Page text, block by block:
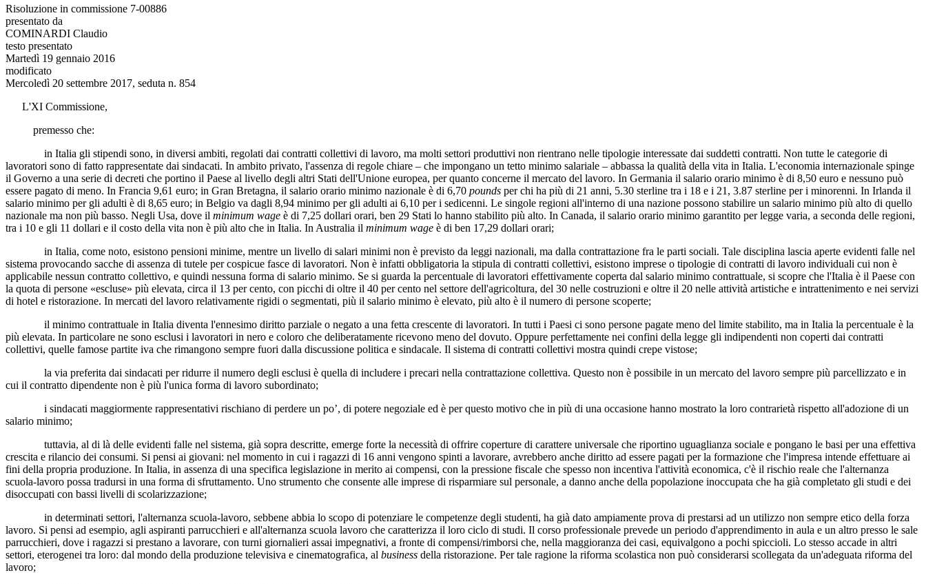
Risoluzione in commissione 7-00886
presentato da
COMINARDI Claudio
testo presentato
Martedì 19 gennaio 2016
modificato
Mercoledì 20 settembre 2017, seduta n. 854
L'XI Commissione,
premesso che:
in Italia gli stipendi sono, in diversi ambiti, regolati dai contratti collettivi di lavoro, ma molti settori produttivi non rientrano nelle tipologie interessate dai suddetti contratti. Non tutte le categorie di
lavoratori sono di fatto rappresentate dai sindacati. In ambito privato, l'assenza di regole chiare – che impongano un tetto minimo salariale – abbassa la qualità della vita in Italia. L'economia internazionale spinge
il Governo a una serie di decreti che portino il Paese al livello degli altri Stati dell'Unione europea, per quanto concerne il mercato del lavoro. In Germania il salario orario minimo è di 8,50 euro e nessuno può
essere pagato di meno. In Francia 9,61 euro; in Gran Bretagna, il salario orario minimo nazionale è di 6,70 pounds per chi ha più di 21 anni, 5.30 sterline tra i 18 e i 21, 3.87 sterline per i minorenni. In Irlanda il
salario minimo per gli adulti è di 8,65 euro; in Belgio va dagli 8,94 minimo per gli adulti ai 6,10 per i sedicenni. Le singole regioni all'interno di una nazione possono stabilire un salario minimo più alto di quello
nazionale ma non più basso. Negli Usa, dove il minimum wage è di 7,25 dollari orari, ben 29 Stati lo hanno stabilito più alto. In Canada, il salario orario minimo garantito per legge varia, a seconda delle regioni,
tra i 10 e gli 11 dollari e il costo della vita non è più alto che in Italia. In Australia il minimum wage è di ben 17,29 dollari orari;
in Italia, come noto, esistono pensioni minime, mentre un livello di salari minimi non è previsto da leggi nazionali, ma dalla contrattazione fra le parti sociali. Tale disciplina lascia aperte evidenti falle nel
sistema provocando sacche di assenza di tutele per cospicue fasce di lavoratori. Non è infatti obbligatoria la stipula di contratti collettivi, esistono imprese o tipologie di contratti di lavoro individuali cui non è
applicabile nessun contratto collettivo, e quindi nessuna forma di salario minimo. Se si guarda la percentuale di lavoratori effettivamente coperta dal salario minimo contrattuale, si scopre che l'Italia è il Paese con
la quota di persone «escluse» più elevata, circa il 13 per cento, con picchi di oltre il 40 per cento nel settore dell'agricoltura, del 30 nelle costruzioni e oltre il 20 nelle attività artistiche e intrattenimento e nei servizi
di hotel e ristorazione. In mercati del lavoro relativamente rigidi o segmentati, più il salario minimo è elevato, più alto è il numero di persone scoperte;
il minimo contrattuale in Italia diventa l'ennesimo diritto parziale o negato a una fetta crescente di lavoratori. In tutti i Paesi ci sono persone pagate meno del limite stabilito, ma in Italia la percentuale è la
più elevata. In particolare ne sono esclusi i lavoratori in nero e coloro che deliberatamente ricevono meno del dovuto. Oppure perfettamente nei confini della legge gli indipendenti non coperti dai contratti
collettivi, quelle famose partite iva che rimangono sempre fuori dalla discussione politica e sindacale. Il sistema di contratti collettivi mostra quindi crepe vistose;
la via preferita dai sindacati per ridurre il numero degli esclusi è quella di includere i precari nella contrattazione collettiva. Questo non è possibile in un mercato del lavoro sempre più parcellizzato e in
cui il contratto dipendente non è più l'unica forma di lavoro subordinato;
i sindacati maggiormente rappresentativi rischiano di perdere un po’, di potere negoziale ed è per questo motivo che in più di una occasione hanno mostrato la loro contrarietà rispetto all'adozione di un
salario minimo;
tuttavia, al di là delle evidenti falle nel sistema, già sopra descritte, emerge forte la necessità di offrire coperture di carattere universale che riportino uguaglianza sociale e pongano le basi per una effettiva
crescita e rilancio dei consumi. Si pensi ai giovani: nel momento in cui i ragazzi di 16 anni vengono spinti a lavorare, avrebbero anche diritto ad essere pagati per la formazione che l'impresa intende effettuare ai
fini della propria produzione. In Italia, in assenza di una specifica legislazione in merito ai compensi, con la pressione fiscale che spesso non incentiva l'attività economica, c'è il rischio reale che l'alternanza
scuola-lavoro possa tradursi in una forma di sfruttamento. Uno strumento che consente alle imprese di risparmiare sul personale, a danno anche della popolazione inoccupata che ha già completato gli studi e dei
disoccupati con bassi livelli di scolarizzazione;
in determinati settori, l'alternanza scuola-lavoro, sebbene abbia lo scopo di potenziare le competenze degli studenti, ha già dato ampiamente prova di prestarsi ad un utilizzo non sempre etico della forza
lavoro. Si pensi ad esempio, agli aspiranti parrucchieri e all'alternanza scuola lavoro che caratterizza il loro ciclo di studi. Il corso professionale prevede un periodo d'apprendimento in aula e un altro presso le sale
parrucchieri, dove i ragazzi si prestano a lavorare, con turni giornalieri assai impegnativi, a fronte di compensi/rimborsi che, nella maggioranza dei casi, equivalgono a pochi spiccioli. Lo stesso accade in altri
settori, eterogenei tra loro: dal mondo della produzione televisiva e cinematografica, al business della ristorazione. Per tale ragione la riforma scolastica non può considerarsi scollegata da un'adeguata riforma del
lavoro;